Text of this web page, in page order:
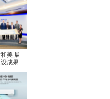
美 展
设成果